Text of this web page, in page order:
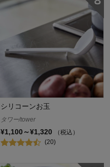
シリコーンお玉
タワー/tower
¥1,100～¥1,320
（税込）
(20)